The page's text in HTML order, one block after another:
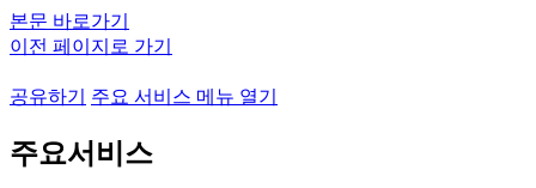
본문 바로가기
이전 페이지로 가기
공유하기 주요 서비스 메뉴 열기
주요서비스